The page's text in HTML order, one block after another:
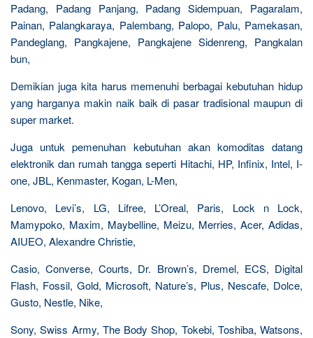
Padang, Padang Panjang, Padang Sidempuan, Pagaralam,
Painan, Palangkaraya, Palembang, Palopo, Palu, Pamekasan,
Pandeglang, Pangkajene, Pangkajene Sidenreng, Pangkalan
bun,
Demikian juga kita harus memenuhi berbagai kebutuhan hidup
yang harganya makin naik baik di pasar tradisional maupun di
super market.
Juga untuk pemenuhan kebutuhan akan komoditas datang
elektronik dan rumah tangga seperti Hitachi, HP, Infinix, Intel, I-
one, JBL, Kenmaster, Kogan, L-Men,
Lenovo, Levi’s, LG, Lifree, L’Oreal, Paris, Lock n Lock,
Mamypoko, Maxim, Maybelline, Meizu, Merries, Acer, Adidas,
AIUEO, Alexandre Christie,
Casio, Converse, Courts, Dr. Brown’s, Dremel, ECS, Digital
Flash, Fossil, Gold, Microsoft, Nature’s, Plus, Nescafe, Dolce,
Gusto, Nestle, Nike,
Sony, Swiss Army, The Body Shop, Tokebi, Toshiba, Watsons,